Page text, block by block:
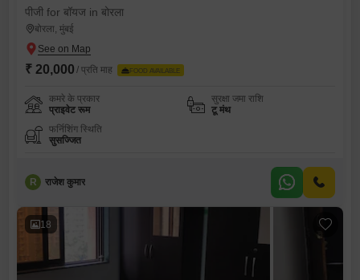
पीजी for बॉयज in बोरला
बोरला, मुंबई
₹ 20,000 / प्रति माह FOOD AVAILABLE
कमरे के प्रकार
प्राइवेट रूम
सुरक्षा जमा राशि
टू मंथ
फर्निशिंग स्थिति
सुसज्जित
R राजेश कुमार
18